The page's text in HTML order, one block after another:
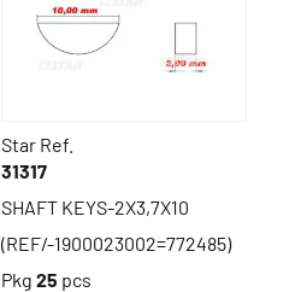
Star Ref.
31317
SHAFT KEYS-2X3,7X10
(REF/-1900023002=772485)
Pkg 25 pcs